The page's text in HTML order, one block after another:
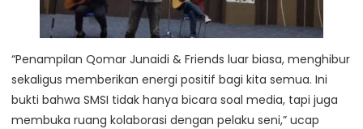
“Penampilan Qomar Junaidi & Friends luar biasa, menghibur
sekaligus memberikan energi positif bagi kita semua. Ini
bukti bahwa SMSI tidak hanya bicara soal media, tapi juga
membuka ruang kolaborasi dengan pelaku seni,” ucap